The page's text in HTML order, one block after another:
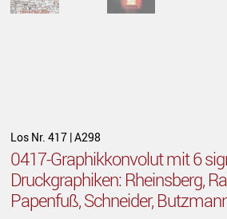
Los Nr. 417 | A298
0417-Graphikkonvolut mit 6
Druckgraphiken: Rheinsberg,
Papenfuß, Schneider,